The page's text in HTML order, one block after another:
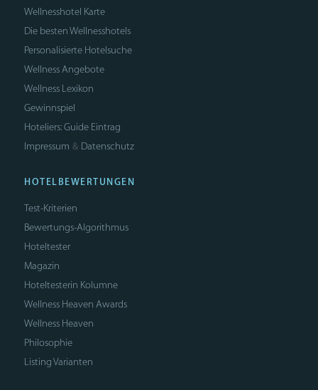
Wellnesshotel Karte
Die besten Wellnesshotels
Personalisierte Hotelsuche
Wellness Angebote
Wellness Lexikon
Gewinnspiel
Hoteliers: Guide Eintrag
Impressum & Datenschutz
HOTELBEWERTUNGEN
Test-Kriterien
Bewertungs-Algorithmus
Hoteltester
Magazin
Hoteltesterin Kolumne
Wellness Heaven Awards
Wellness Heaven
Philosophie
Listing Varianten